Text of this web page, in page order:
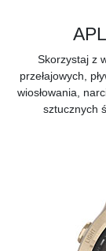
Skorzystaj z
przełajowych,
wiosłowania,
sztucznych